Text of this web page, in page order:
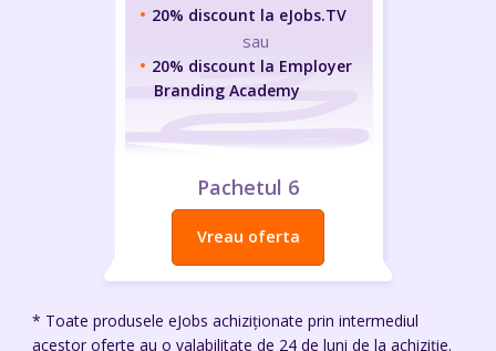
20% discount la eJobs.TV
sau
20% discount la Employer
Branding Academy
Pachetul 6
Vreau oferta
* Toate produsele eJobs achiziționate prin intermediul
acestor oferte au o valabilitate de 24 de luni de la achiziție.